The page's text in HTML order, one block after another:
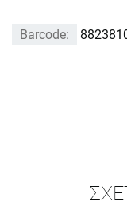
Barcode: